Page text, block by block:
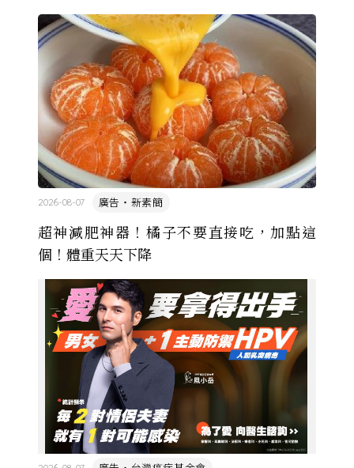
超神減肥神器！橘子不要直接吃，加點這
個！體重天天下降
廣告・新素簡
2026-08-07